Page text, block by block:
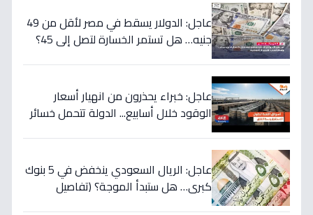
عاجل: الدولار يسقط في مصر لأقل من 49
جنيه… هل تستمر الخسارة لتصل إلى 45؟
عاجل: خبراء يحذرون من انهيار أسعار
الوقود خلال أسابيع... الدولة تتحمل خسائر
عاجل: الريال السعودي ينخفض في 5 بنوك
كبرى… هل ستبدأ الموجة؟ (تفاصيل